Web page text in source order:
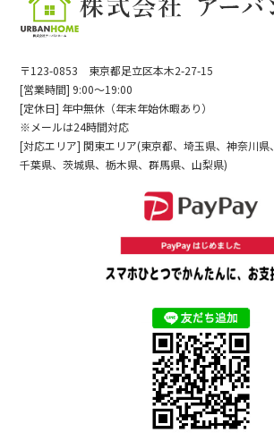
〒123-0853 東京都足立区本木2-27-15
[営業時間] 9:00～19:00
[定休日] 年中無休（年末年始休暇あり）
※メールは24時間対応
[対応エリア] 関東エリア(東京都、埼玉県、神奈川県、
千葉県、茨城県、栃木県、群馬県、山梨県)